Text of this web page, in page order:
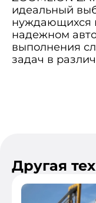
идеальный
нуждающихся
надежном
выполнения
задач в
Другая